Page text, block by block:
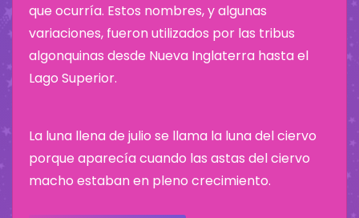
que ocurría. Estos nombres, y algunas
variaciones, fueron utilizados por las tribus
algonquinas desde Nueva Inglaterra hasta el
Lago Superior.
La luna llena de julio se llama la luna del ciervo
porque aparecía cuando las astas del ciervo
macho estaban en pleno crecimiento.